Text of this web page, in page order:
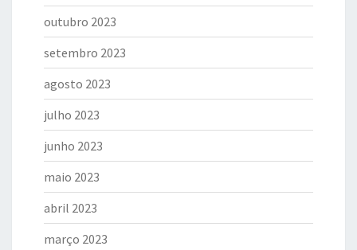
outubro 2023
setembro 2023
agosto 2023
julho 2023
junho 2023
maio 2023
abril 2023
março 2023